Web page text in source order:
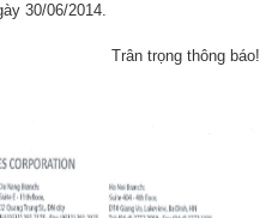
30/06/2014.
Trân trọng thông báo!